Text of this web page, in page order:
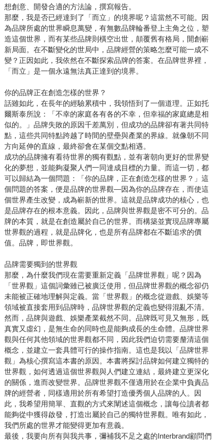
想創意、開發合適的方法論，撰寫報告。
那麼，我是否已經達到了「而立」的境界呢？這當然不可能。因
為品牌所處的世界瞬息萬變，有無數品牌輪番登上主角之位，塑
造這個世界，而有某些品牌則橫空出世，顛覆舊有格局，開創嶄
新局面。在不斷變化的世局中，品牌經營的策略怎麼可能一成不
變？正因如此，我依然在不斷探索品牌的答案。在品牌世界裡，
「而立」是一個永遠無法真正達到的境界。
你的品牌正在創造怎樣的世界？
話雖如此，在長年的經驗累積中，我領悟到了一個道理。正如托
爾斯泰所說：「不幸的家庭各有各的不幸，但幸福的家庭總是相
似的。」品牌失敗的原因千差萬別，但成功的品牌卻有著共同特
點，這些共同特點跨越了時間的壁壘與產業的界線。就像朝不同
方向延伸的直線，最終卻會在某個交點相遇。
成功的品牌擁有看待世界的獨有觀點，並有著朝向更好的世界變
化的夢想，並能夠凝聚人們一同達成目標的力量。而這一切，都
可以歸結為一個問題：「你的品牌，正在創造怎樣的世界？」這
個問題的答案，便是品牌的世界觀—因為你的品牌存在，而使這
個世界產生改變，成為嶄新的世界。這就是品牌成功的核心，也
是品牌存在的根本意義。因此，品牌與世界觀是密不可分的。品
牌的本質，就是在創造屬於自己的世界。而構築並實現品牌專屬
世界觀的過程，就是品牌化，也是所有品牌都在不斷追求的價
值。品牌，即世界觀。
品牌需要獨到的世界觀
那麼，為什麼我們現在需要重新定義「品牌世界觀」呢？因為
「世界觀」這個詞彙雖已被廣泛使用，但品牌世界觀的概念卻仍
未能被正確地理解與定義。當「世界觀」的概念從遊戲、娛樂等
領域被直接套用到品牌時，品牌世界觀的定義也變得混亂不清。
然而，品牌與遊戲、娛樂產業截然不同。品牌既可見又無形，既
真實又虛幻，是無生命的同時也是能夠成長的生命體。品牌世界
觀與任何其他領域的世界觀都不同，因此我們迫切需要釐清這個
概念，並建立一套具體可行的操作指南。這也是我以「品牌世界
觀」為核心撰寫這本書的原因。本書將探討品牌如何建立獨特的
世界觀，如何透過這個世界觀與人們建立連結，最終建立更深化
的關係，進而改變世界。品牌世界觀不僅適用於在企業中負責品
牌的經營者，同樣適用於所有希望打造優秀個人品牌的人。因
此，我希望用簡單、直觀的方式來闡述這個概念，讓每位讀者都
能夠從中獲得啟發，打造出屬於自己的獨特世界觀。唯有如此，
我們所處的世界才能變得更加有意義。
最後，我要向所有與我共事，彌補我不足之處的Interbrand顧問們